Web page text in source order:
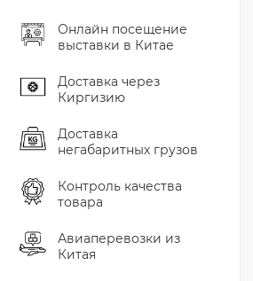
Онлайн посещение
выставки в Китае
Доставка через
Киргизию
Доставка
негабаритных грузов
Контроль качества
товара
Авиаперевозки из
Китая